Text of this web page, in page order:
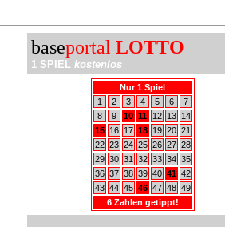
baseportal LOTTO
1 SPIEL kostenlos
Nur 1 Spiel
1
2 3 4 5 6
7
8
9 10 11 12 13
14
15
16 17 18 19 20 21
22 23 24 25 26 27 28
29 30 31 32 33 34 35
36 37 38 39 40 41 42
43 44 45 46 47 48 49
6 Zahlen getippt!